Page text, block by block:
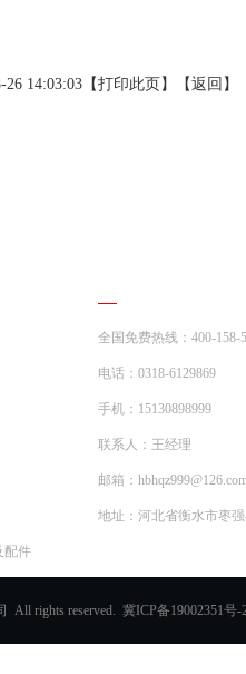
14:03:03【打印此页 】【返回 】
配件
全国免费热线：400-158-
电话：0318-6129869
手机：15130898999
联系人：王经理
邮箱：
地址：河北省衡水市枣
All rights reserved. 冀ICP备19002351号-